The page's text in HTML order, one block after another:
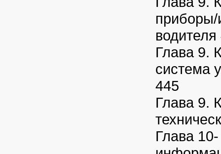
водителя
Глава 9.
система
445
Глава 9.
Глава